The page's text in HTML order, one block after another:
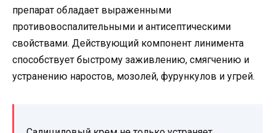
препарат обладает выраженными
противовоспалительными и антисептическими
свойствами. Действующий компонент линимента
способствует быстрому заживлению, смягчению и
устранению наростов, мозолей, фурункулов и угрей.